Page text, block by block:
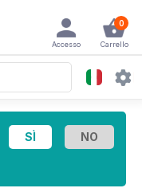
0
Carrello
Accesso